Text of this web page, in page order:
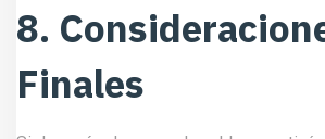
8.
Finales